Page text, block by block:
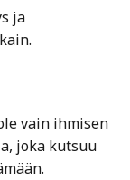
ja
vain ihmisen
joka kutsuu